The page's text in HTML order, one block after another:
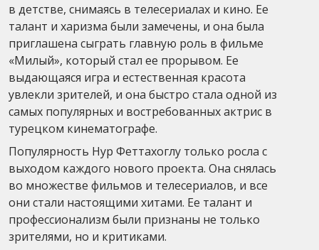
в детстве, снимаясь в телесериалах и кино. Ее
талант и харизма были замечены, и она была
приглашена сыграть главную роль в фильме
«Милый», который стал ее прорывом. Ее
выдающаяся игра и естественная красота
увлекли зрителей, и она быстро стала одной из
самых популярных и востребованных актрис в
турецком кинематографе.
Популярность Нур Феттахоглу только росла с
выходом каждого нового проекта. Она снялась
во множестве фильмов и телесериалов, и все
они стали настоящими хитами. Ее талант и
профессионализм были признаны не только
зрителями, но и критиками.